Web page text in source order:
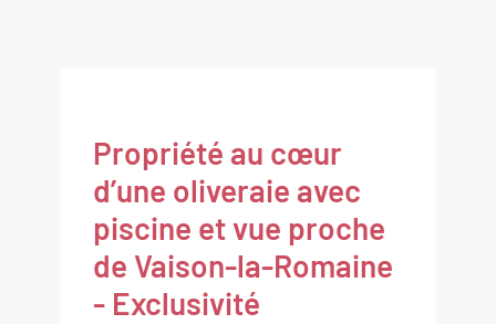
Propriété au cœur
d’une oliveraie avec
piscine et vue proche
de Vaison-la-Romaine
- Exclusivité